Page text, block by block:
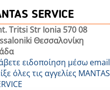
SERVICE
Tritsi Str Ionia 570 08
Θεσσαλονίκη
ειδοποίηση μέσω email
όλες τις αγγελίες MANTAS